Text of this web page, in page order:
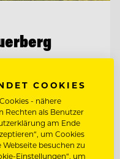
See, Österreich
IM
COOKIES
- nähere
Rechten als Benutzer
am Ende
um Cookies
besuchen zu
Einstellungen“, um